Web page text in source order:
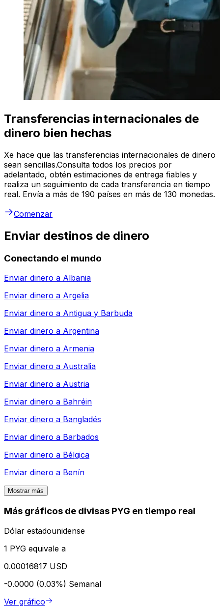
Transferencias internacionales de
dinero bien hechas
Xe hace que las transferencias internacionales de dinero
sean sencillas.Consulta todos los precios por
adelantado, obtén estimaciones de entrega fiables y
realiza un seguimiento de cada transferencia en tiempo
real. Envía a más de 190 países en más de 130 monedas.
Comenzar
Enviar destinos de dinero
Conectando el mundo
Enviar dinero a Albania
Enviar dinero a Argelia
Enviar dinero a Antigua y Barbuda
Enviar dinero a Argentina
Enviar dinero a Armenia
Enviar dinero a Australia
Enviar dinero a Austria
Enviar dinero a Bahréin
Enviar dinero a Bangladés
Enviar dinero a Barbados
Enviar dinero a Bélgica
Enviar dinero a Benín
Mostrar más
Más gráficos de divisas PYG en tiempo real
Dólar estadounidense
1 PYG equivale a
0.00016817 USD
-0.0000 (0.03%) Semanal
Ver gráfico